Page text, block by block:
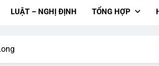
LUẬT – NGHỊ ĐỊNH TỔNG HỢP